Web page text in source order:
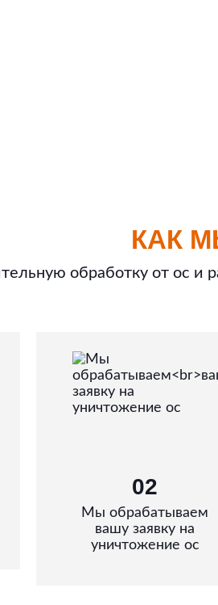
КАК
обработку от ос и
02
Мы обрабатываем
вашу заявку на
уничтожение ос